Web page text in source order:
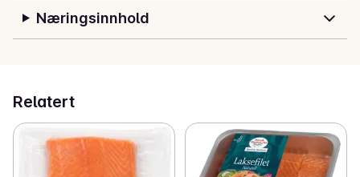
Næringsinnhold
Relatert